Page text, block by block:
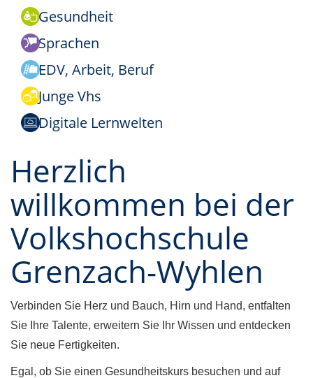
Gesundheit
Sprachen
EDV, Arbeit, Beruf
Junge Vhs
Digitale Lernwelten
Herzlich
willkommen bei der
Volkshochschule
Grenzach-Wyhlen
Verbinden Sie Herz und Bauch, Hirn und Hand, entfalten
Sie Ihre Talente, erweitern Sie Ihr Wissen und entdecken
Sie neue Fertigkeiten.
Egal, ob Sie einen Gesundheitskurs besuchen und auf